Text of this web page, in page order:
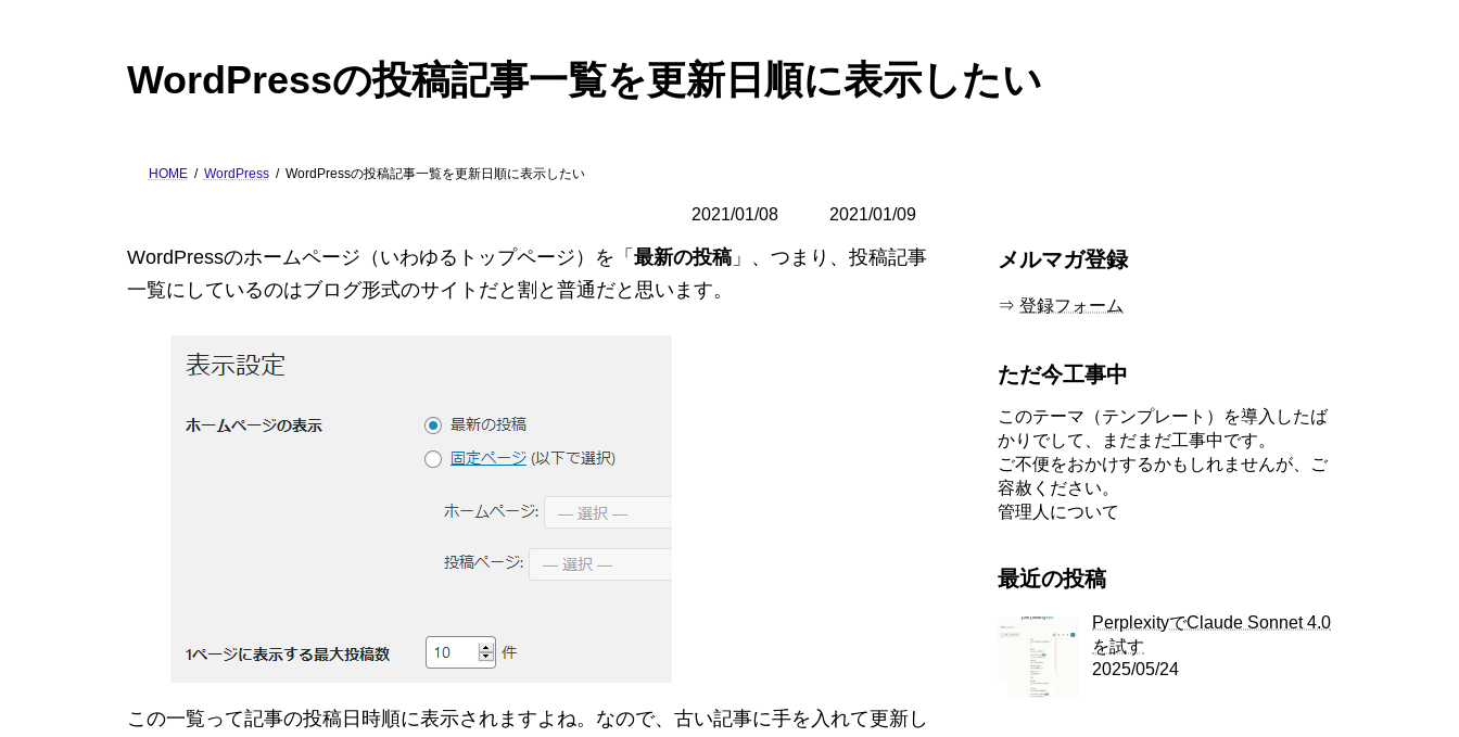
WordPressの投稿記事一覧を更新日順に表示したい
HOME WordPress WordPressの投稿記事一覧を更新日順に表示したい
2021/01/08
最
更
2021/01/09
WordPressのホームページ（いわゆるトップページ）を「 最新の投稿 」、つまり、投稿記事
一覧にしているのはブログ形式のサイトだと割と普通だと思います。
この一覧って記事の投稿日時順に表示されますよね。なので、古い記事に手を入れて更新し
メルマガ登録
⇒登録フォーム
ただ今工事中
このテーマ（テンプレート）を導入したば
かりでして、まだまだ工事中です。
ご不便をおかけするかもしれませんが、ご
容赦ください。
管理人について
最近の投稿
PerplexityでClaude Sonnet 4.0
を試す
2025/05/24